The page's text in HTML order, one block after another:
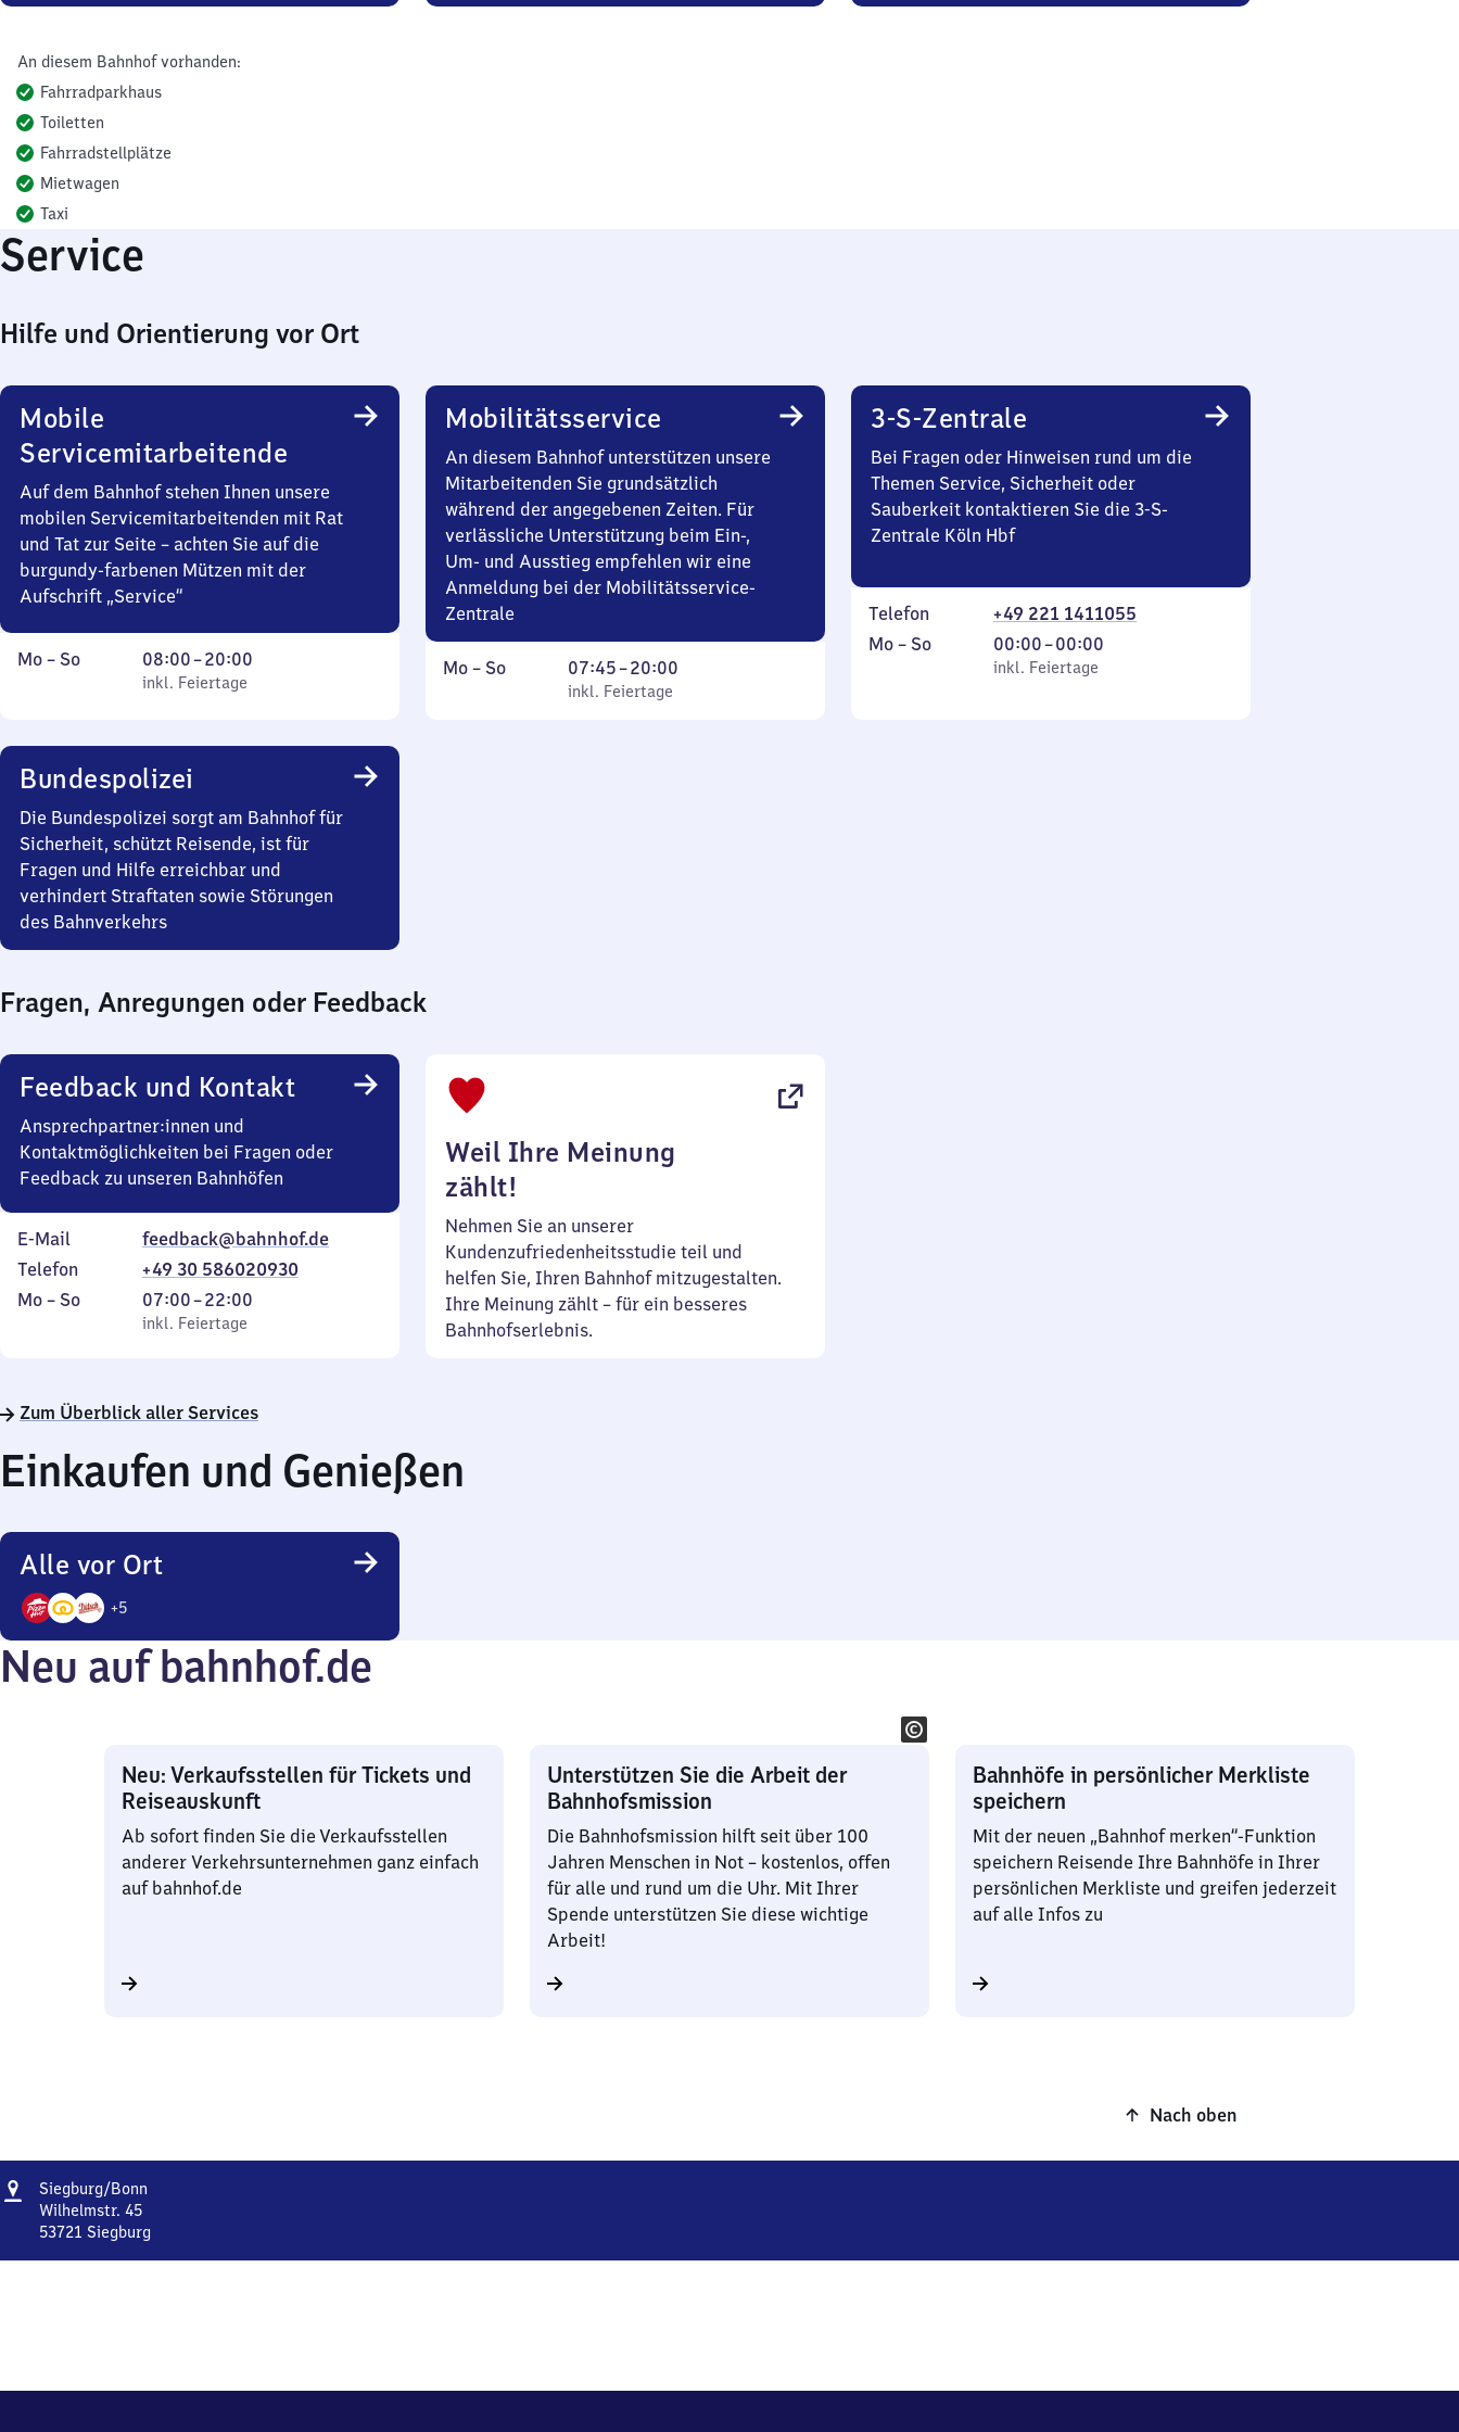
An diesem Bahnhof vorhanden:
Fahrradparkhaus
Toiletten
Fahrradstellplätze
Mietwagen
Taxi
Service
Hilfe und Orientierung vor Ort
Mobile
Servicemitarbeitende
Auf dem Bahnhof stehen Ihnen unsere
mobilen Servicemitarbeitenden mit Rat
und Tat zur Seite – achten Sie auf die
burgundy-farbenen Mützen mit der
Aufschrift „Service“
Montag
Mo – So,
inkl. Feiertage
08:00–20:00
Von
8
20
Uhr
inkl. Feiertage
Mobilitätsservice
An diesem Bahnhof unterstützen unsere
Mitarbeitenden Sie grundsätzlich
während der angegebenen Zeiten. Für
verlässliche Unterstützung beim Ein-,
Um- und Ausstieg empfehlen wir eine
Anmeldung bei der Mobilitätsservice-
Zentrale
Montag
Mo – So,
inkl. Feiertage
07:45–20:00
Von
7
inkl. Feiertage
3-S-Zentrale
Bei Fragen oder Hinweisen rund um die
Themen Service, Sicherheit oder
Sauberkeit kontaktieren Sie die 3-S-
Zentrale Köln Hbf
Telefon
+49 221 1411055
Montag
Mo – So,
inkl. Feiertage
00:00–00:00
Von
0
inkl. Feiertage
Bundespolizei
Die Bundespolizei sorgt am Bahnhof für
Sicherheit, schützt Reisende, ist für
Fragen und Hilfe erreichbar und
verhindert Straftaten sowie Störungen
des Bahnverkehrs
Fragen, Anregungen oder Feedback
Feedback und Kontakt
Ansprechpartner:innen und
Kontaktmöglichkeiten bei Fragen oder
Feedback zu unseren Bahnhöfen
E-Mail
feedback@bahnhof.de
Telefon
+49 30 586020930
Montag
Mo – So,
inkl. Feiertage
07:00–22:00
Von
7
22
inkl. Feiertage
Weil Ihre Meinung
zählt!
Nehmen Sie an unserer
Kundenzufriedenheitsstudie teil und
helfen Sie, Ihren Bahnhof mitzugestalten.
Ihre Meinung zählt – für ein besseres
Bahnhofserlebnis.
Zum Überblick aller Services
Einkaufen und Genießen
Alle vor Ort
+5
8
Angebote
Neu auf bahnhof.de
Neu: Verkaufsstellen für Tickets und
Reiseauskunft
Ab sofort finden Sie die Verkaufsstellen
anderer Verkehrsunternehmen ganz einfach
auf bahnhof.de
Unterstützen Sie die Arbeit der
Bahnhofsmission
Die Bahnhofsmission hilft seit über 100
Jahren Menschen in Not – kostenlos, offen
für alle und rund um die Uhr. Mit Ihrer
Spende unterstützen Sie diese wichtige
Arbeit!
Bahnhöfe in persönlicher Merkliste
speichern
Mit der neuen „Bahnhof merken“-Funktion
speichern Reisende Ihre Bahnhöfe in Ihrer
persönlichen Merkliste und greifen jederzeit
auf alle Infos zu
Nach oben
Adresse
Siegburg/​Bonn
Wilhelmstr. 45
53721 Siegburg